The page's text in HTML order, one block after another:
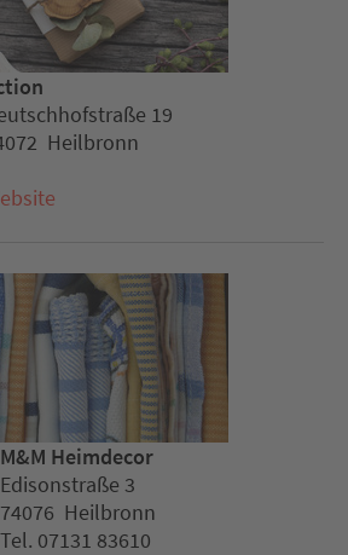
19
Heilbronn
M&M Heimdecor
Edisonstraße 3
74076 Heilbronn
Tel. 07131 83610